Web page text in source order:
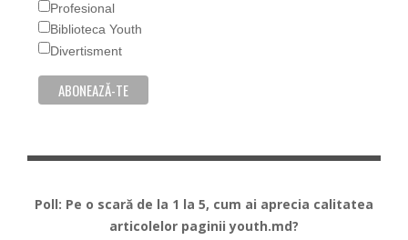
Profesional
Biblioteca Youth
Divertisment
Poll: Pe o scară de la 1 la 5, cum ai aprecia calitatea
articolelor paginii youth.md?